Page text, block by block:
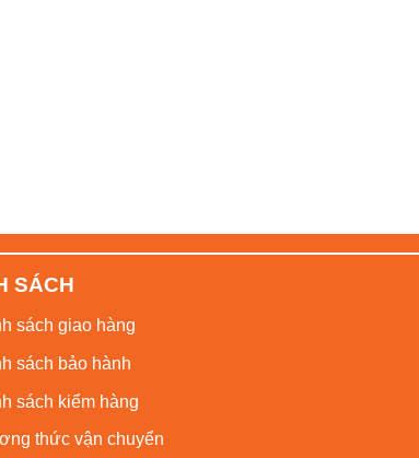
SÁCH
sách giao hàng
sách bảo hành
sách kiểm hàng
thức vận chuyển